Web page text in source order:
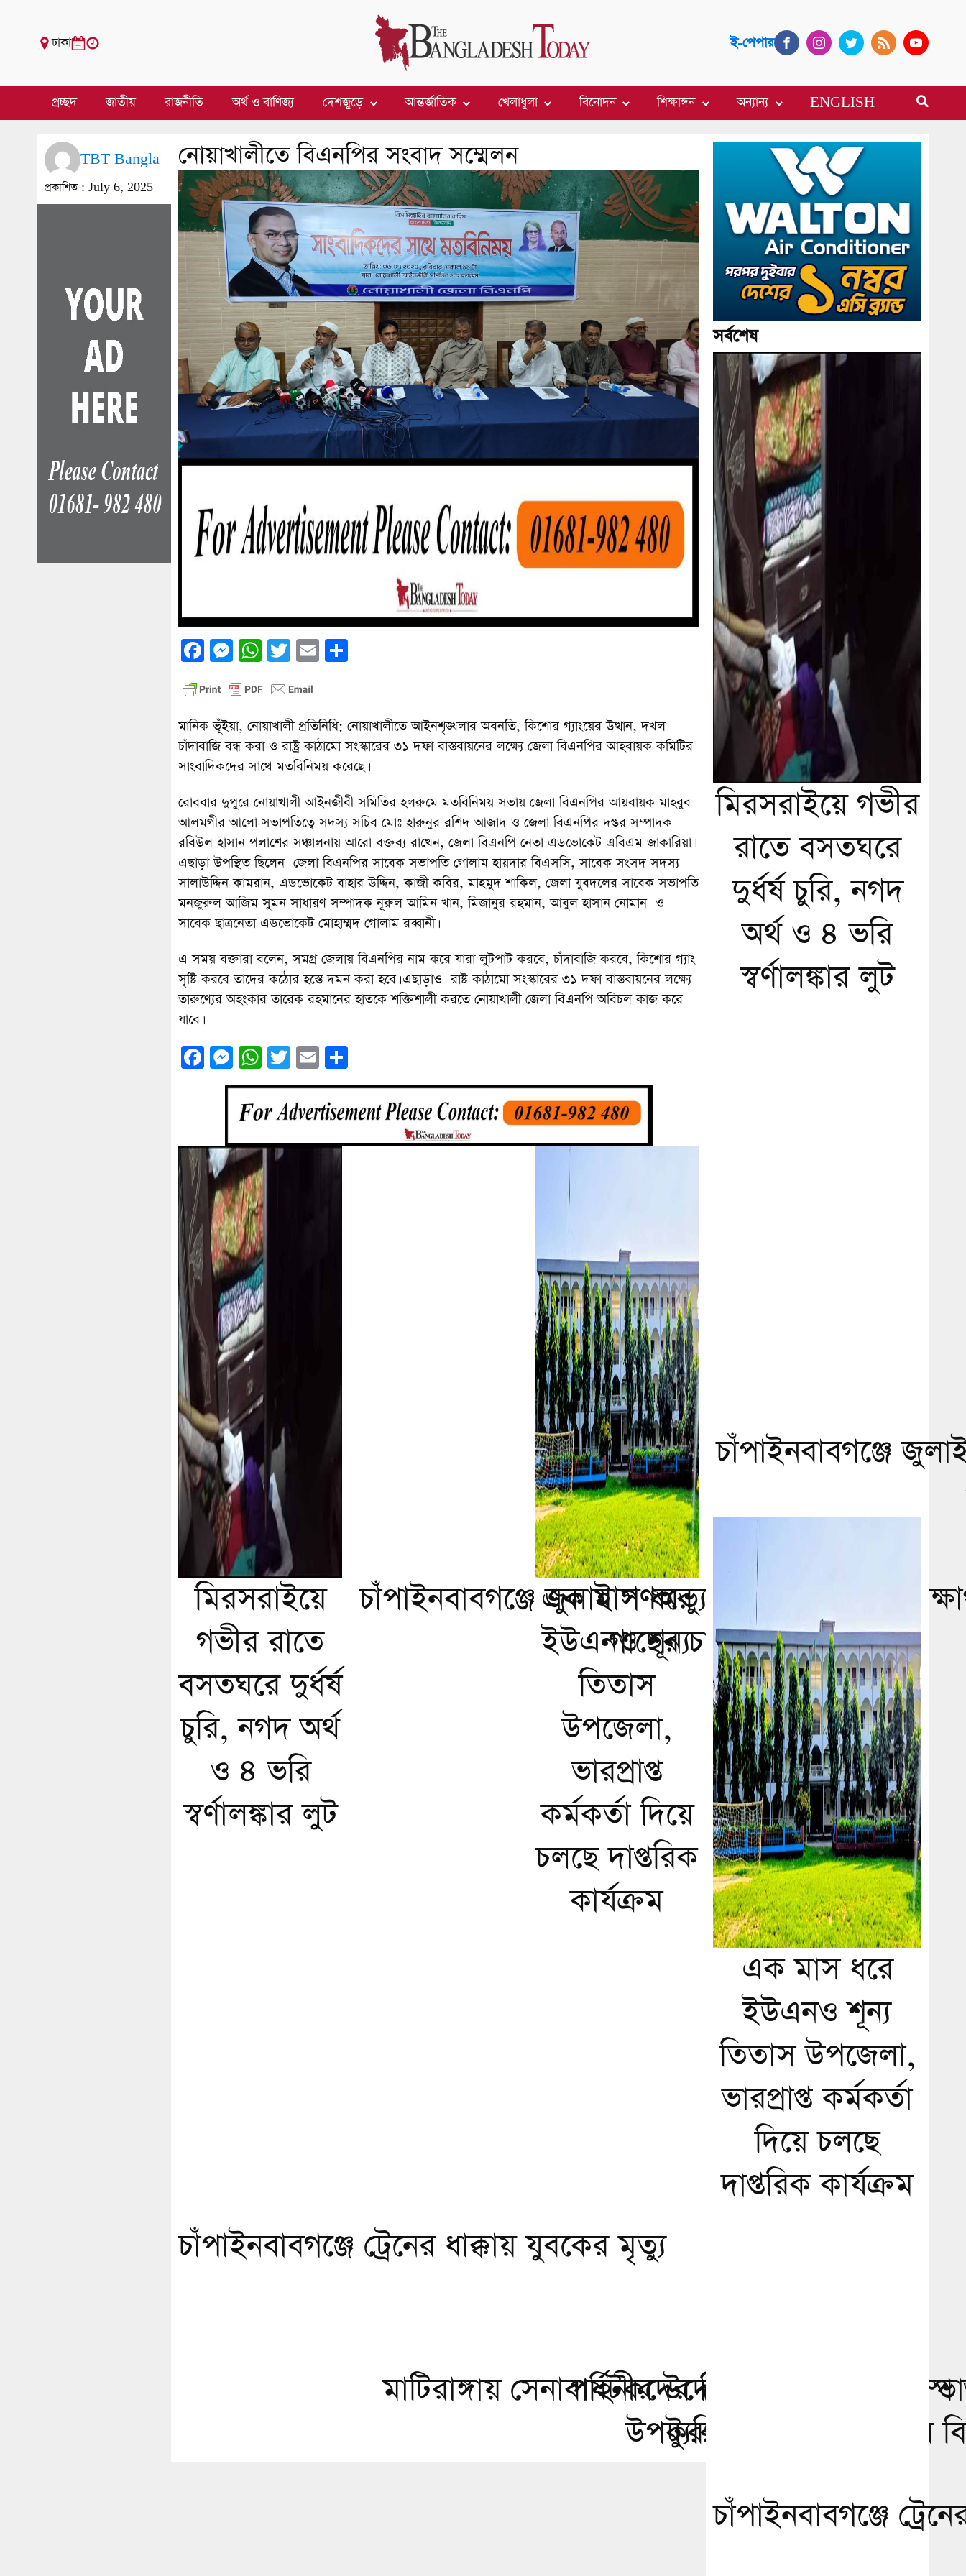
ঢাকা ই-পেপার
প্রচ্ছদ জাতীয় রাজনীতি অর্থ ও বাণিজ্য দেশজুড়ে আন্তর্জাতিক খেলাধুলা বিনোদন শিক্ষাঙ্গন অন্যান্য ENGLISH
TBT Bangla
প্রকাশিত : July 6, 2025
নোয়াখালীতে বিএনপির সংবাদ সম্মেলন
Facebook
Messenger
WhatsApp
Twitter
Email
মানিক ভূঁইয়া, নোয়াখালী প্রতিনিধি: নোয়াখালীতে আইনশৃঙ্খলার অবনতি, কিশোর গ্যাংয়ের উত্থান, দখল
চাঁদাবাজি বন্ধ করা ও রাষ্ট্র কাঠামো সংস্কারের ৩১ দফা বাস্তবায়নের লক্ষ্যে জেলা বিএনপির আহবায়ক কমিটির
সাংবাদিকদের সাথে মতবিনিময় করেছে।
রোববার দুপুরে নোয়াখালী আইনজীবী সমিতির হলরুমে মতবিনিময় সভায় জেলা বিএনপির আয়বায়ক মাহবুব
আলমগীর আলো সভাপতিত্বে সদস্য সচিব মোঃ হারুনুর রশিদ আজাদ ও জেলা বিএনপির দপ্তর সম্পাদক
রবিউল হাসান পলাশের সঞ্চালনায় আরো বক্তব্য রাখেন, জেলা বিএনপি নেতা এডভোকেট এবিএম জাকারিয়া।
এছাড়া উপস্থিত ছিলেন জেলা বিএনপির সাবেক সভাপতি গোলাম হায়দার বিএসসি, সাবেক সংসদ সদস্য
সালাউদ্দিন কামরান, এডভোকেট বাহার উদ্দিন, কাজী কবির, মাহমুদ শাকিল, জেলা যুবদলের সাবেক সভাপতি
মনজুরুল আজিম সুমন সাধারণ সম্পাদক নূরুল আমিন খান, মিজানুর রহমান, আবুল হাসান নোমান ও
সাবেক ছাত্রনেতা এডভোকেট মোহাম্মদ গোলাম রব্বানী।
এ সময় বক্তারা বলেন, সমগ্র জেলায় বিএনপির নাম করে যারা লুটপাট করবে, চাঁদাবাজি করবে, কিশোর গ্যাং
সৃষ্টি করবে তাদের কঠোর হস্তে দমন করা হবে। এছাড়াও রাষ্ট কাঠামো সংস্কারের ৩১ দফা বাস্তবায়নের লক্ষ্যে
তারুণ্যের অহংকার তারেক রহমানের হাতকে শক্তিশালী করতে নোয়াখালী জেলা বিএনপি অবিচল কাজ করে
যাবে।
Facebook
Messenger
WhatsApp
Twitter
Email
মিরসরাইয়ে
গভীর রাতে
বসতঘরে দুর্ধর্ষ
চুরি, নগদ অর্থ
ও ৪ ভরি
স্বর্ণালঙ্কার লুট
চাঁপাইনবাবগঞ্জে জুলাই গণঅভ্যুত্থান স্মরণে ৩০০
গাছের চারা বিতরণ
এক মাস ধরে
ইউএনও শূন্য
তিতাস
উপজেলা,
ভারপ্রাপ্ত
কর্মকর্তা দিয়ে
চলছে দাপ্তরিক
কার্যক্রম
চাঁপাইনবাবগঞ্জে ট্রেনের ধাক্কায় যুবকের মৃত্যু
মাটিরাঙ্গায় সেনাবাহিনীর উদ্যোগে মেডিকেল ক্যাম্প
উপকরণ বিতরণ
পর্যটকদের জিম্মি করে অতিরিক্ত
ট্যুরিস্ট জিপ সিন্ডিকেটের
সর্বশেষ
মিরসরাইয়ে গভীর
রাতে বসতঘরে
দুর্ধর্ষ চুরি, নগদ
অর্থ ও ৪ ভরি
স্বর্ণালঙ্কার লুট
চাঁপাইনবাবগঞ্জে
এক মাস ধরে
ইউএনও শূন্য
তিতাস উপজেলা,
ভারপ্রাপ্ত কর্মকর্তা
দিয়ে চলছে
দাপ্তরিক কার্যক্রম
চাঁপাইনবাবগঞ্জে